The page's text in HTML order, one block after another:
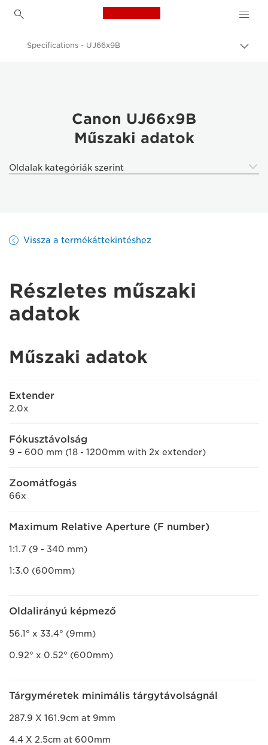
Canon Logo, back to
Canon UJ66x9B - Lenses - Camera & Photo lenses
Specifications - UJ66x9B
Canon UJ66x9B
Műszaki adatok
Oldalak kategóriák szerint
Vissza a termékáttekintéshez
Részletes műszaki
adatok
Műszaki adatok
Extender
2.0x
Fókusztávolság
9 – 600 mm (18 - 1200mm with 2x extender)
Zoomátfogás
66x
Maximum Relative Aperture (F number)
1:1.7 (9 - 340 mm)
1:3.0 (600mm)
Oldalirányú képmező
56.1° x 33.4° (9mm)
0.92° x 0.52° (600mm)
Tárgyméretek minimális tárgytávolságnál
287.9 X 161.9cm at 9mm
4.4 X 2.5cm at 600mm